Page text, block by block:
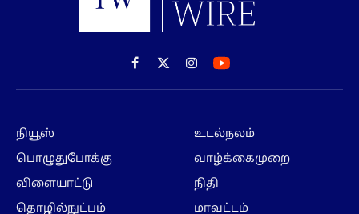
Facebook
X
(Twitter)
Instagram
நியூஸ்
பொழுதுபோக்கு
விளையாட்டு
தொழில்நுட்பம்
உடல்நலம்
வாழ்க்கைமுறை
நிதி
மாவட்டம்